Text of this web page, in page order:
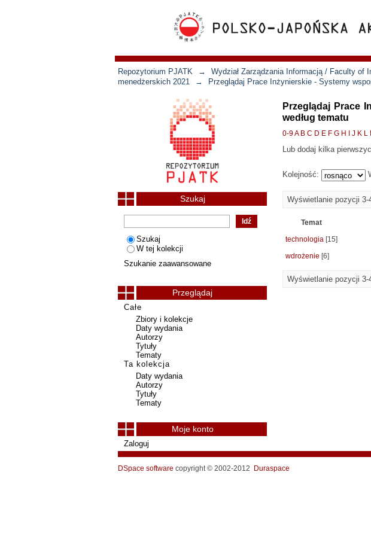
Repozytorium PJATK → Wydział Zarządzania Informacją / Faculty of
menedżerskich 2021
→ Przeglądaj Prace Inżynierskie - Systemy
Przeglądaj Prace
według tematu
0-9A B C D E F G H J K L
Lub dodaj kilka
Kolejność:
Wyświetlanie pozycji 3-
Temat
technologia [15]
wdrożenie [6]
Wyświetlanie pozycji 3-
Szukaj
Szukaj
W tej kolekcji
Szukanie zaawansowane
Przeglądaj
Całe
Zbiory i kolekcje
Daty wydania
Autorzy
Tytuły
Tematy
Ta kolekcja
Daty wydania
Autorzy
Tytuły
Tematy
Moje konto
Zaloguj
DSpace software copyright © 2002-2012 Duraspace